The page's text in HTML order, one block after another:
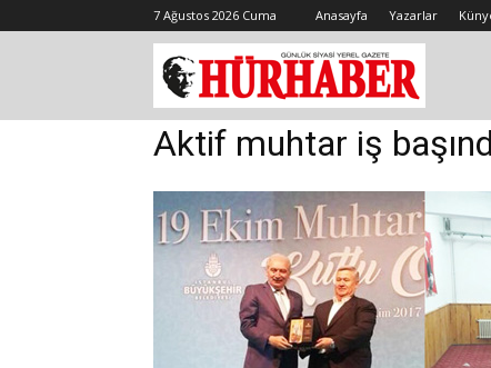
7 Ağustos 2026 Cuma Anasayfa Yazarlar
Aktif muhtar iş